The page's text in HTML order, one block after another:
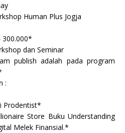
Human Plus Jogja
300.000*
dan Seminar
publish adalah pada program
:
Prodentist*
Store Buku Understanding
Melek Finansial.*